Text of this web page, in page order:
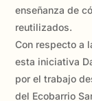
enseñanza de
reutilizados.
Con respecto a
esta iniciativa
por el trabajo
del Ecobarrio